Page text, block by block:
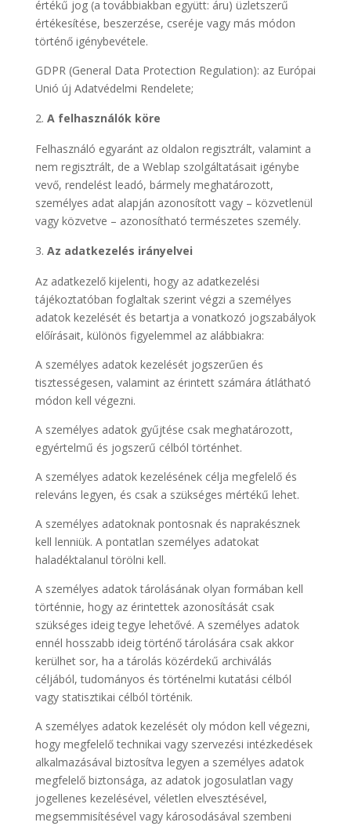
értékű jog (a továbbiakban együtt: áru) üzletszerű
értékesítése, beszerzése, cseréje vagy más módon
történő igénybevétele.
GDPR (General Data Protection Regulation): az Európai
Unió új Adatvédelmi Rendelete;
A felhasználók köre
Felhasználó egyaránt az oldalon regisztrált, valamint a
nem regisztrált, de a Weblap szolgáltatásait igénybe
vevő, rendelést leadó, bármely meghatározott,
személyes adat alapján azonosított vagy – közvetlenül
vagy közvetve – azonosítható természetes személy.
Az adatkezelés irányelvei
Az adatkezelő kijelenti, hogy az adatkezelési
tájékoztatóban foglaltak szerint végzi a személyes
adatok kezelését és betartja a vonatkozó jogszabályok
előírásait, különös figyelemmel az alábbiakra:
A személyes adatok kezelését jogszerűen és
tisztességesen, valamint az érintett számára átlátható
módon kell végezni.
A személyes adatok gyűjtése csak meghatározott,
egyértelmű és jogszerű célból történhet.
A személyes adatok kezelésének célja megfelelő és
releváns legyen, és csak a szükséges mértékű lehet.
A személyes adatoknak pontosnak és naprakésznek
kell lenniük. A pontatlan személyes adatokat
haladéktalanul törölni kell.
A személyes adatok tárolásának olyan formában kell
történnie, hogy az érintettek azonosítását csak
szükséges ideig tegye lehetővé. A személyes adatok
ennél hosszabb ideig történő tárolására csak akkor
kerülhet sor, ha a tárolás közérdekű archiválás
céljából, tudományos és történelmi kutatási célból
vagy statisztikai célból történik.
A személyes adatok kezelését oly módon kell végezni,
hogy megfelelő technikai vagy szervezési intézkedések
alkalmazásával biztosítva legyen a személyes adatok
megfelelő biztonsága, az adatok jogosulatlan vagy
jogellenes kezelésével, véletlen elvesztésével,
megsemmisítésével vagy károsodásával szembeni